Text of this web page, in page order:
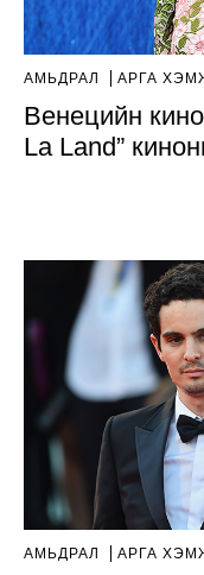
АМЬДРАЛ АРГА
Венецийн
La Land”
АМЬДРАЛ АРГА